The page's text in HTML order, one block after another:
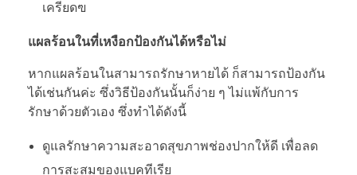
เครียดฃ
แผลร้อนในที่เหงือกป้องกันได้หรือไม่
หากแผลร้อนในสามารถรักษาหายได้ ก็สามารถป้องกัน
ได้เช่นกันค่ะ ซึ่งวิธีป้องกันนั้นก็ง่าย ๆ ไม่แพ้กับการ
รักษาด้วยตัวเอง ซึ่งทำได้ดังนี้
ดูแลรักษาความสะอาดสุขภาพช่องปากให้ดี เพื่อลด
การสะสมของแบคทีเรีย